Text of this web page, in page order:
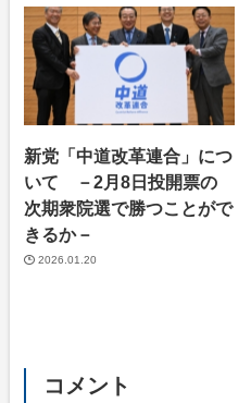
新党「中道改革連合」につ
いて －2月8日投開票の
次期衆院選で勝つことがで
きるか－
2026.01.20
コメント